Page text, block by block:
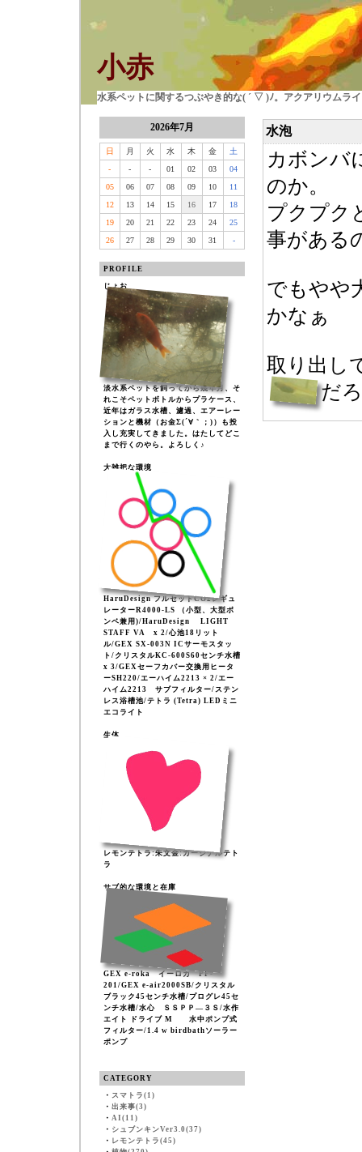
小赤
水系ペットに関するつぶやき的な( ´ ▽ )ﾉ。アクアリウムラ
2026年7月
日 月 火 水 木 金
土
-
- - 01 02 03
04
05
06 07 08 09 10
11
12
13 14 15 16 17
18
19
20 21 22 23 24
25
26
27 28 29 30 31 -
PROFILE
じょお
淡水系ペットを飼ってから幾年月、そ
れこそペットボトルからプラケース、
近年はガラス水槽、濾過、エアーレー
ションと機材（お金Σ(´∀｀；)）も投
入し充実してきました。はたしてどこ
まで行くのやら。よろしく♪
大雑把な環境
HaruDesign フルセットCO2レギュ
レーターR4000-LS （小型、大型ボ
ンベ兼用)/HaruDesign LIGHT
STAFF VA x 2/心池18リット
ル/GEX SX-003N ICサーモスタッ
ト/クリスタルKC-600S60センチ水槽
x 3/GEXセーフカバー交換用ヒータ
ーSH220/エーハイム2213 × 2/エー
ハイム2213 サブフィルター/ステン
レス浴槽池/テトラ (Tetra) LEDミニ
エコライト
生体
レモンテトラ:朱文金:カージナルテト
ラ
サブ的な環境と在庫
GEX e-roka イーロカ PF-
201/GEX e-air2000SB/クリスタル
ブラック45センチ水槽/プログレ45セ
ンチ水槽/水心 ＳＳＰＰ―３Ｓ/水作
エイト ドライブ M 水中ポンプ式
フィルター/1.4 w birdbathソーラー
ポンプ
CATEGORY
・ スマトラ(1)
・ 出来事(3)
・ AI(11)
・ シュブンキンVer3.0(37)
・ レモンテトラ(45)
水泡
カボンバ
のか。
プクプク
事がある
でもやや
かなぁ
取り出し
だ